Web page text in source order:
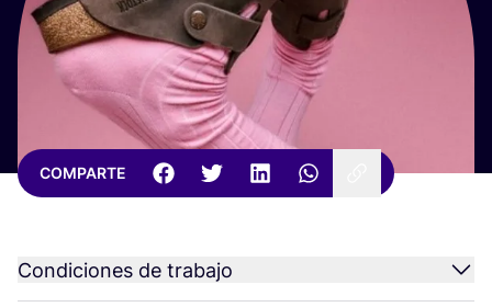
COMPARTE
Condiciones de trabajo